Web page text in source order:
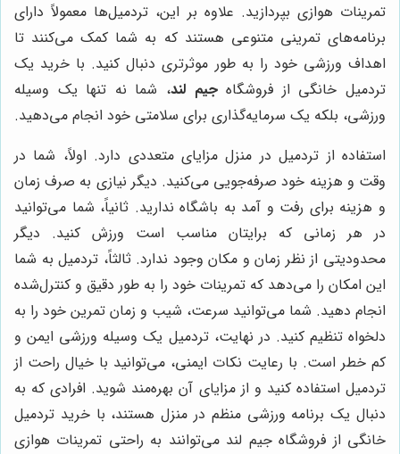
تمرینات هوازی بپردازید. علاوه بر این، تردمیل‌ها معمولاً دارای
برنامه‌های تمرینی متنوعی هستند که به شما کمک می‌کنند تا
اهداف ورزشی خود را به طور موثرتری دنبال کنید. با خرید یک
تردمیل خانگی از فروشگاهجیم لند، شما نه تنها یک وسیله
ورزشی، بلکه یک سرمایه‌گذاری برای سلامتی خود انجام می‌دهید.
استفاده از تردمیل در منزل مزایای متعددی دارد. اولاً، شما در
وقت و هزینه خود صرفه‌جویی می‌کنید. دیگر نیازی به صرف زمان
و هزینه برای رفت و آمد به باشگاه ندارید. ثانیاً، شما می‌توانید
در هر زمانی که برایتان مناسب است ورزش کنید. دیگر
محدودیتی از نظر زمان و مکان وجود ندارد. ثالثاً، تردمیل به شما
این امکان را می‌دهد که تمرینات خود را به طور دقیق و کنترل‌شده
انجام دهید. شما می‌توانید سرعت، شیب و زمان تمرین خود را به
دلخواه تنظیم کنید. در نهایت، تردمیل یک وسیله ورزشی ایمن و
کم خطر است. با رعایت نکات ایمنی، می‌توانید با خیال راحت از
تردمیل استفاده کنید و از مزایای آن بهره‌مند شوید. افرادی که به
دنبال یک برنامه ورزشی منظم در منزل هستند، با خرید تردمیل
خانگی از فروشگاه جیم لند می‌توانند به راحتی تمرینات هوازی